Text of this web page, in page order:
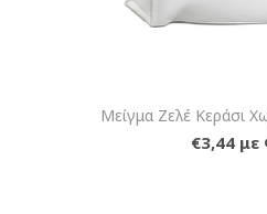
Μείγμα Ζελέ Κεράσι
€3,44